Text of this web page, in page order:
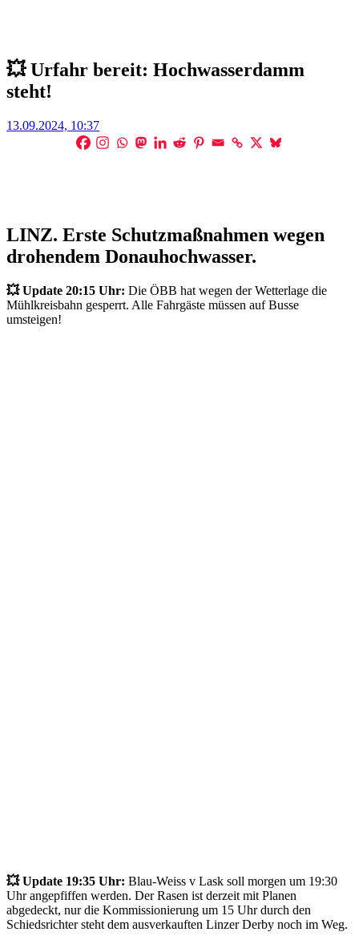
💥 Urfahr bereit: Hochwasserdamm
steht!
Posted
13.09.2024, 10:37
LINZ. Erste Schutzmaßnahmen wegen
drohendem Donauhochwasser.
💥 Update 20:15 Uhr: Die ÖBB hat wegen der Wetterlage die
Mühlkreisbahn gesperrt. Alle Fahrgäste müssen auf Busse
umsteigen!
💥 Update 19:35 Uhr: Blau-Weiss v Lask soll morgen um 19:30
Uhr angepfiffen werden. Der Rasen ist derzeit mit Planen
abgedeckt, nur die Kommissionierung um 15 Uhr durch den
Schiedsrichter steht dem ausverkauften Linzer Derby noch im Weg.